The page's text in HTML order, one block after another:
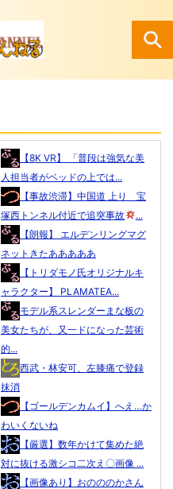
【8K VR】 「普段は強気な美
人担当者がベッドの上では...
【事故渋滞】中国道 上り 宝
塚西トンネル付近で追突事故
...
【朗報】 エルデンリングマグ
ネットきたあああああ
【トリダモノ氏オリジナルキ
ャラクター】 PLAMATEA...
モデル系スレンダーまな板の
美女たちが、又一ドになった芸術
的...
西武・林安可、左膝痛で登録
抹消
【ゴールデンカムイ】へえ…か
わいくないね
【厳選】数年かけて集めた絶
対に抜ける激シコ二次え〇画像 ...
【画像あり】おのののかさん